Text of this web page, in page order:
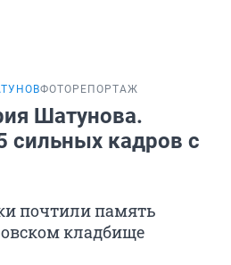
ФОТОРЕПОРТАЖ
Шатунова.
сильных кадров с
почтили память
кладбище